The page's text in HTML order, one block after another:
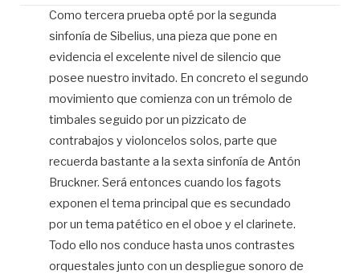
Como tercera prueba opté por la segunda
sinfonía de Sibelius, una pieza que pone en
evidencia el excelente nivel de silencio que
posee nuestro invitado. En concreto el segundo
movimiento que comienza con un trémolo de
timbales seguido por un pizzicato de
contrabajos y violoncelos solos, parte que
recuerda bastante a la sexta sinfonía de Antón
Bruckner. Será entonces cuando los fagots
exponen el tema principal que es secundado
por un tema patético en el oboe y el clarinete.
Todo ello nos conduce hasta unos contrastes
orquestales junto con un despliegue sonoro de